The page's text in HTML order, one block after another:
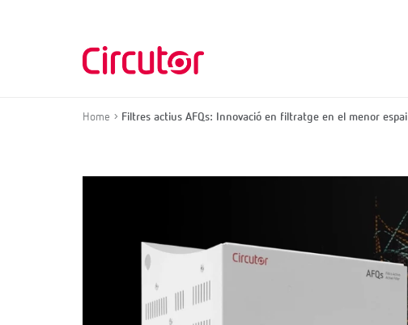
Home Filtres actius AFQs: Innovació en filtratge en el menor espai